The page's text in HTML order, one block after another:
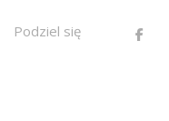
Podziel się